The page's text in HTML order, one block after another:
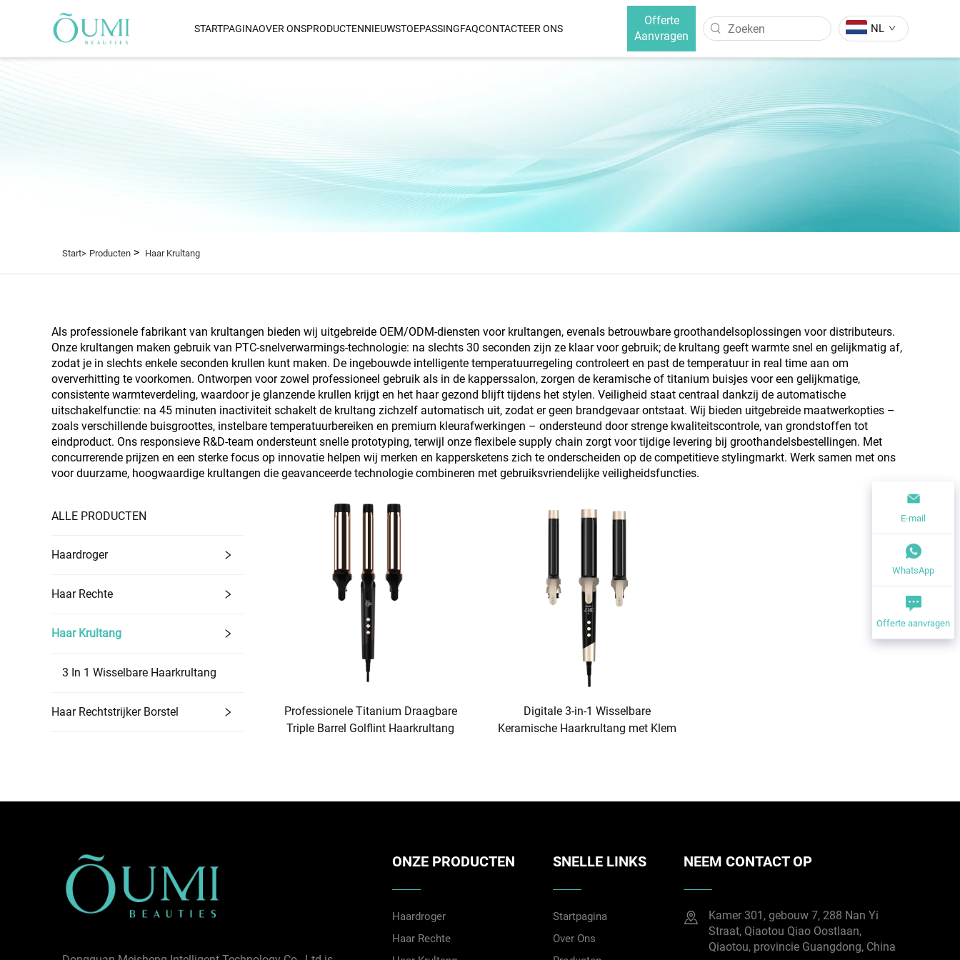
STARTPAGINAOVER ONSPRODUCTEN
1800 W Haardroger Met Hoge
Vermogenscapaciteit
Haarstraightener
Negatieve Ion Haar Rechtstrijker
Borstel
NIEUWSTOEPASSINGFAQCONTACTEER ONS
Offerte
Aanvragen
NL
Start> Producten > Haar Krultang
Als professionele fabrikant van krultangen bieden wij uitgebreide OEM/ODM-diensten voor krultangen, evenals betrouwbare groothandelsoplossingen voor distributeurs.
Onze krultangen maken gebruik van PTC-snelverwarmings-technologie: na slechts 30 seconden zijn ze klaar voor gebruik; de krultang geeft warmte snel en gelijkmatig af,
zodat je in slechts enkele seconden krullen kunt maken. De ingebouwde intelligente temperatuurregeling controleert en past de temperatuur in real time aan om
oververhitting te voorkomen. Ontworpen voor zowel professioneel gebruik als in de kapperssalon, zorgen de keramische of titanium buisjes voor een gelijkmatige,
consistente warmteverdeling, waardoor je glanzende krullen krijgt en het haar gezond blijft tijdens het stylen. Veiligheid staat centraal dankzij de automatische
uitschakelfunctie: na 45 minuten inactiviteit schakelt de krultang zichzelf automatisch uit, zodat er geen brandgevaar ontstaat. Wij bieden uitgebreide maatwerkopties –
zoals verschillende buisgroottes, instelbare temperatuurbereiken en premium kleurafwerkingen – ondersteund door strenge kwaliteitscontrole, van grondstoffen tot
eindproduct. Ons responsieve R&D-team ondersteunt snelle prototyping, terwijl onze flexibele supply chain zorgt voor tijdige levering bij groothandelsbestellingen. Met
concurrerende prijzen en een sterke focus op innovatie helpen wij merken en kappersketens zich te onderscheiden op de competitieve stylingmarkt. Werk samen met ons
voor duurzame, hoogwaardige krultangen die geavanceerde technologie combineren met gebruiksvriendelijke veiligheidsfuncties.
ALLE PRODUCTEN
Haardroger
Haar Rechte
Haar Krultang
3 In 1 Wisselbare Haarkrultang
Haar Rechtstrijker Borstel
Professionele Titanium Draagbare
Triple Barrel Golflint Haarkrultang
Digitale 3-in-1 Wisselbare
Keramische Haarkrultang met Klem
E-mail
WhatsApp
Offerte aanvragen
ONZE PRODUCTEN
Haardroger
Haar Rechte
SNELLE LINKS
Startpagina
Over Ons
NEEM CONTACT OP
Kamer 301, gebouw 7, 288 Nan Yi
Straat, Qiaotou Qiao Oostlaan,
Qiaotou, provincie Guangdong, China